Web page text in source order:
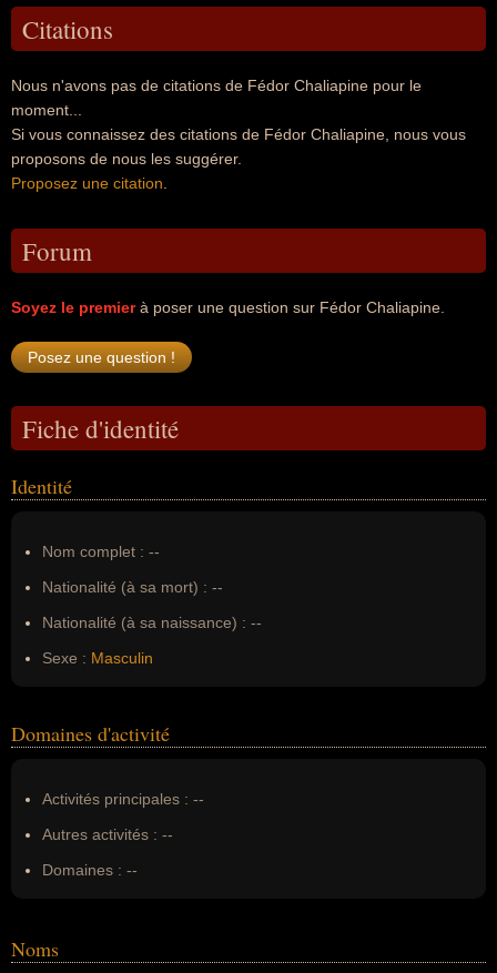
Citations
Nous n'avons pas de citations de Fédor Chaliapine pour le
moment...
Si vous connaissez des citations de Fédor Chaliapine, nous vous
proposons de nous les suggérer.
Proposez une citation
Forum
Soyez le premierà poser une question sur Fédor Chaliapine.
Fiche d'identité
Identité
Nom complet : --
Nationalité (à sa mort) : --
Nationalité (à sa naissance) : --
Sexe : Masculin
Domaines d'activité
Activités principales : --
Autres activités : --
Domaines : --
Noms